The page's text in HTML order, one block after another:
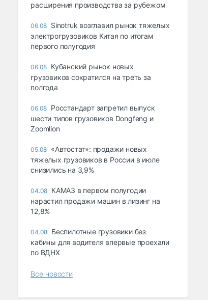
расширения производства за рубежом
06.08 Sinotruk возглавил рынок тяжелых
электрогрузовиков Китая по итогам
первого полугодия
06.08 Кубанский рынок новых
грузовиков сократился на треть за
полгода
06.08 Росстандарт запретил выпуск
шести типов грузовиков Dongfeng и
Zoomlion
05.08 «Автостат»: продажи новых
тяжелых грузовиков в России в июле
снизились на 3,9%
04.08 КАМАЗ в первом полугодии
нарастил продажи машин в лизинг на
12,8%
04.08 Беспилотные грузовики без
кабины для водителя впервые проехали
по ВДНХ
Все новости